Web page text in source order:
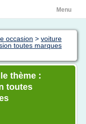
Menu
occasion > voiture
toutes marques
thème :
toutes